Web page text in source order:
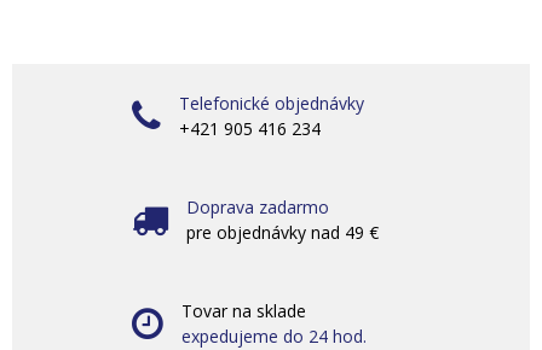
Telefonické objednávky
+421 905 416 234
Doprava zadarmo
pre objednávky nad 49 €
Tovar na sklade
expedujeme do 24 hod.